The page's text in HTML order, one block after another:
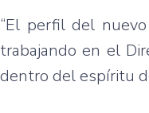
“El perfil del
trabajando en el
dentro del espíritu